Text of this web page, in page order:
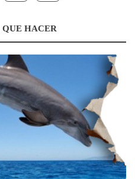
QUE HACER